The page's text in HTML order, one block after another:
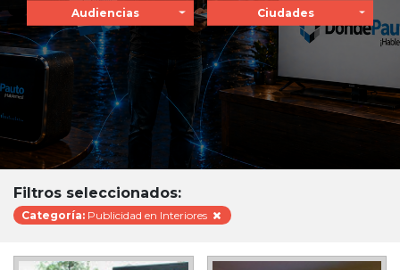
Audiencias Ciudades
Filtros seleccionados:
Categoría: Publicidad en Interiores